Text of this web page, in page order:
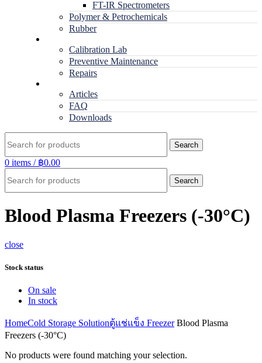
FT-IR Spectrometers
Polymer & Petrochemicals
Rubber
Calibration Lab
Preventive Maintenance
Repairs
Articles
FAQ
Downloads
Search
0 items / ฿0.00
Search
Blood Plasma Freezers (-30°C)
close
Stock status
On sale
In stock
HomeCold Storage Solutionตู้แช่แข็ง FreezerBlood Plasma
Freezers (-30°C)
No products were found matching your selection.